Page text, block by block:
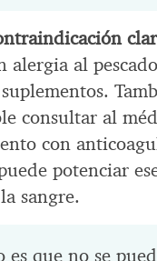
alergia al
consultar al
con
potenciar
sangre.
es que no se